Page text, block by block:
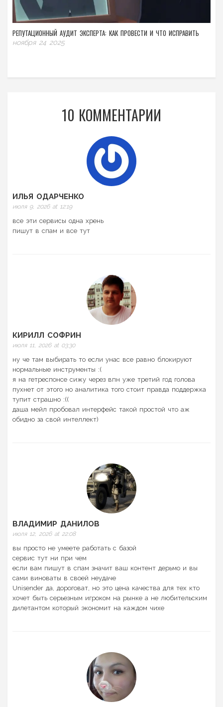
РЕПУТАЦИОННЫЙ АУДИТ ЭКСПЕРТА: КАК ПРОВЕСТИ И ЧТО ИСПРАВИТЬ
ноября 24 2025
10 КОММЕНТАРИИ
ИЛЬЯ ОДАРЧЕНКО
июля 9, 2026 at 12:19
все эти сервисы одна хрень
пишут в спам и все тут
КИРИЛЛ СОФРИН
июля 11, 2026 at 03:30
ну че там выбирать то если унас все равно блокируют
нормальные инструменты :(
я на гетреспонсе сижу через впн уже третий год голова
пухнет от этого но аналитика того стоит правда поддержка
тупит страшно :((
даша мейл пробовал интерфейс такой простой что аж
обидно за свой интеллект)
ВЛАДИМИР ДАНИЛОВ
июля 12, 2026 at 22:08
вы просто не умеете работать с базой
сервис тут ни при чем
если вам пишут в спам значит ваш контент дерьмо и вы
сами виноваты в своей неудаче
Unisender да, дороговат, но это цена качества для тех кто
хочет быть серьезным игроком на рынке а не любительским
дилетантом который экономит на каждом чихе